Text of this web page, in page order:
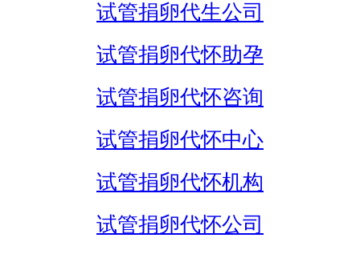
试管捐卵代生公司
试管捐卵代怀助孕
试管捐卵代怀咨询
试管捐卵代怀中心
试管捐卵代怀机构
试管捐卵代怀公司